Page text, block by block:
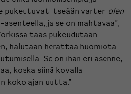
pukeutuvat itseään varten olen
ja se on mahtavaa”,
taas pukeudutaan
halutaan herättää huomiota
Se on ihan eri asenne,
koska siinä kovalla
koko ajan uutta.”